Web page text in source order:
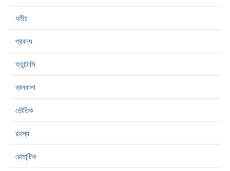
ধর্মীয়
প্রবন্ধ
ফ্যান্টাসি
ভালবাসা
ভৌতিক
রহস্য
রোমান্টিক